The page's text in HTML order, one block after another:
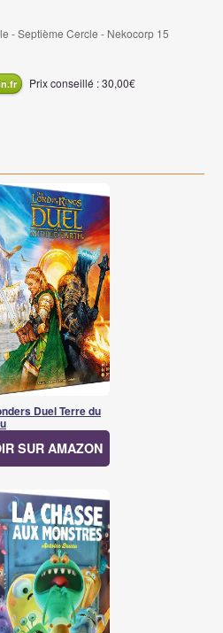
- Septième Cercle - Nekocorp 15
Prix conseillé : 30,00€
Duel Terre du
SUR AMAZON